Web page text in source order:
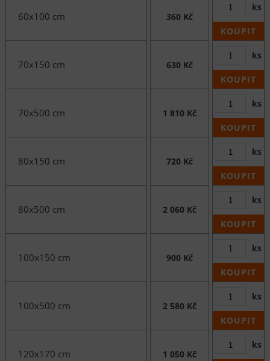
60x100 cm 360 Kč
ks
KOUPIT
70x150 cm 630 Kč
ks
KOUPIT
70x500 cm 1 810 Kč
ks
KOUPIT
80x150 cm 720 Kč
ks
KOUPIT
80x500 cm 2 060 Kč
ks
KOUPIT
100x150 cm 900 Kč
ks
KOUPIT
100x500 cm 2 580 Kč
ks
KOUPIT
120x170 cm 1 050 Kč
ks